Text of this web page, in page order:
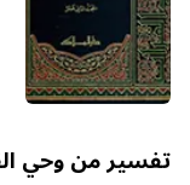
تفسير من وحي